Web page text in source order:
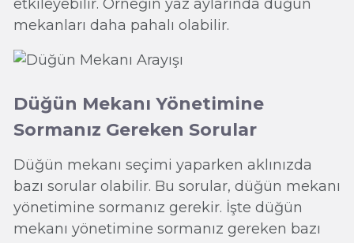
etkileyebilir. Örneğin yaz aylarında düğün
mekanları daha pahalı olabilir.
Düğün Mekanı Yönetimine
Sormanız Gereken Sorular
Düğün mekanı seçimi yaparken aklınızda
bazı sorular olabilir. Bu sorular, düğün mekanı
yönetimine sormanız gerekir. İşte düğün
mekanı yönetimine sormanız gereken bazı